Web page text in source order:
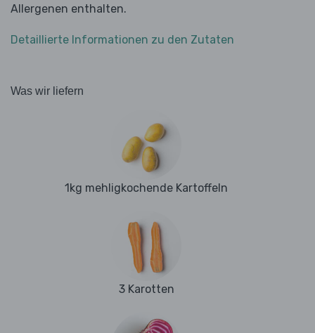
Allergenen enthalten.
Detaillierte Informationen zu den Zutaten
Was wir liefern
1kg mehligkochende Kartoffeln
3 Karotten